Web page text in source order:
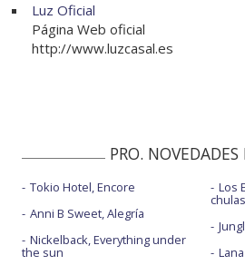
Luz Oficial
Página Web oficial
http://www.luzcasal.es
PRO. NOVEDADES
Tokio Hotel, Encore
Anni B Sweet, Alegría
Nickelback, Everything under
the sun
Los
chulas